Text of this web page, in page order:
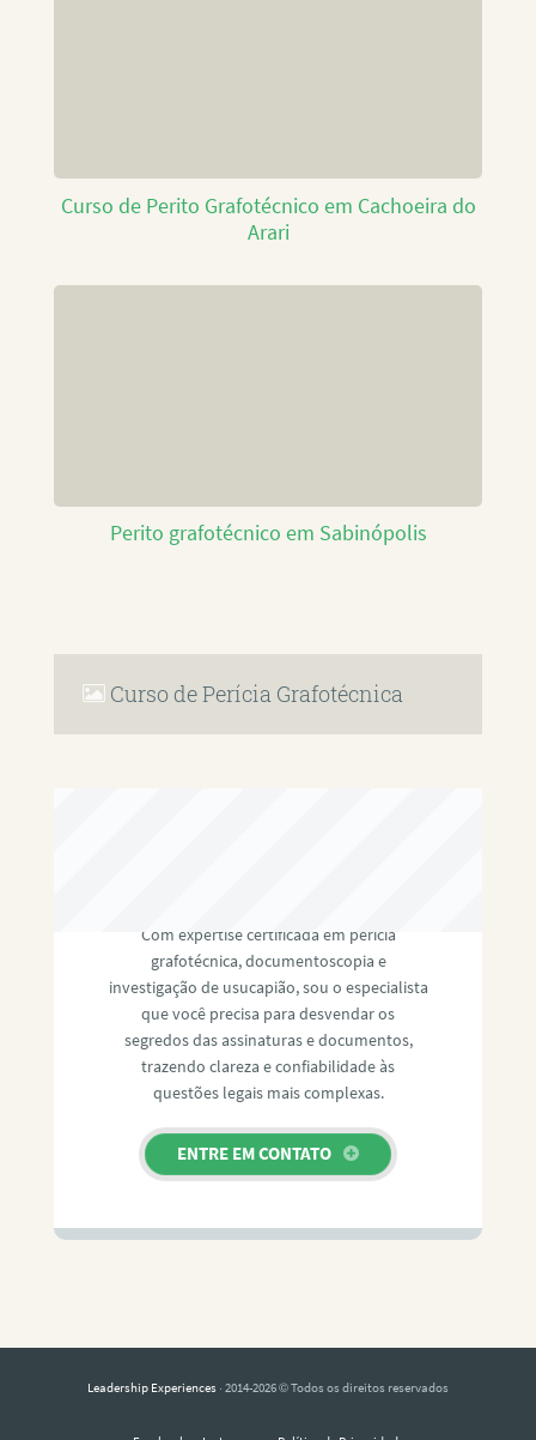
Curso de Perito Grafotécnico em Cachoeira do
Arari
Perito grafotécnico em Sabinópolis
Curso de Perícia Grafotécnica
Com expertise certificada em perícia
grafotécnica, documentoscopia e
investigação de usucapião, sou o especialista
que você precisa para desvendar os
segredos das assinaturas e documentos,
trazendo clareza e confiabilidade às
questões legais mais complexas.
ENTRE EM CONTATO
Leadership Experiences · 2014-2026 © Todos os direitos reservados